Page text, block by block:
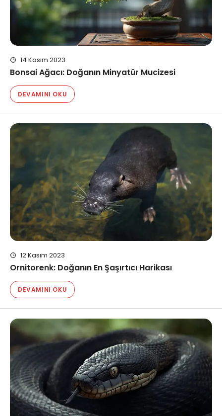
14 Kasım 2023
Bonsai Ağacı: Doğanın Minyatür Mucizesi
DEVAMINI OKU
12 Kasım 2023
Ornitorenk: Doğanın En Şaşırtıcı Harikası
DEVAMINI OKU